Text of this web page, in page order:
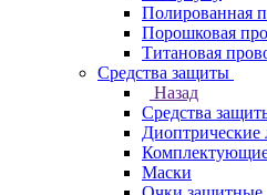
Полированная
Порошковая
Титановая
Средства защиты
Назад
Средства
Диоптрические
Маски